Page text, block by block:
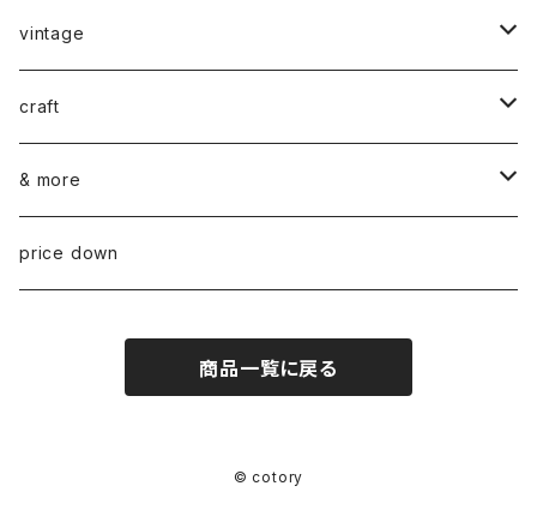
vintage
ceramics
ARABIA
GUSTAVSBERG
glass
NUUTAJÄRVI
fabric
craft
染め花Horry
山口 和宏 木の器
水村 真由子 木の食具
& more
wear
price down
商品一覧に戻る
© cotory